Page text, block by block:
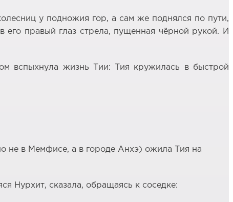
у подножия гор, а сам же поднялся по пути,
его правый глаз стрела, пущенная чёрной рукой. И
вспыхнула жизнь Тии: Тия кружилась в быстрой
не в Мемфисе, а в городе Анхэ) ожила Тия на
Нурхит, сказала, обращаясь к соседке: